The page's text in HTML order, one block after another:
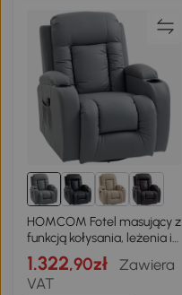
HOMCOM Fotel masujący z
funkcją kołysania, leżenia i
ogrzewania, 3 tryby,
obracany, Jasnoszary
1.322,90zł
Zawiera
VAT